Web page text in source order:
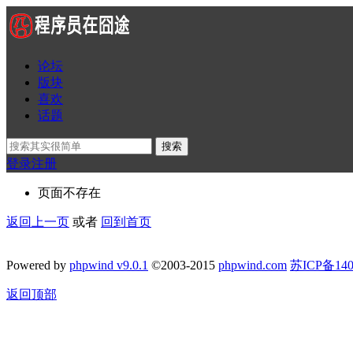
论坛
版块
喜欢
话题
搜索
登录注册
页面不存在
返回上一页 或者 回到首页
Powered by phpwind v9.0.1 ©2003-2015 phpwind.com 苏ICP备
返回顶部